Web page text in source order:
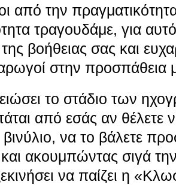
από την
τραγουδάμε, για
βοήθειας σας και
στην προσπάθεια
το στάδιο των
από εσάς αν θέλετε
βινύλιο, να το βάλετε
ακουμπώντας σιγά
να παίζει η